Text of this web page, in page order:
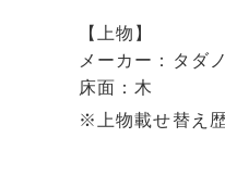
【上物】
メーカー：タダノ
床面：木
※上物載せ替え